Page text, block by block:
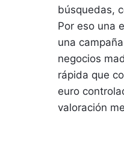
búsquedas,
Por eso una
una
negocios
rápida que
euro
valoración